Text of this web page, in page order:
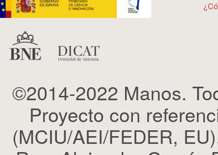
©2014-2022 Manos.
Proyecto con
(MCIU/AEI/FEDER,